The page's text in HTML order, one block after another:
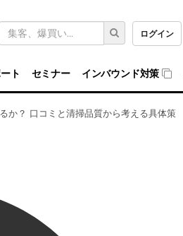
ログイン
ト セミナー インバウンド対策
か？ 口コミと清掃品質から考える具体策